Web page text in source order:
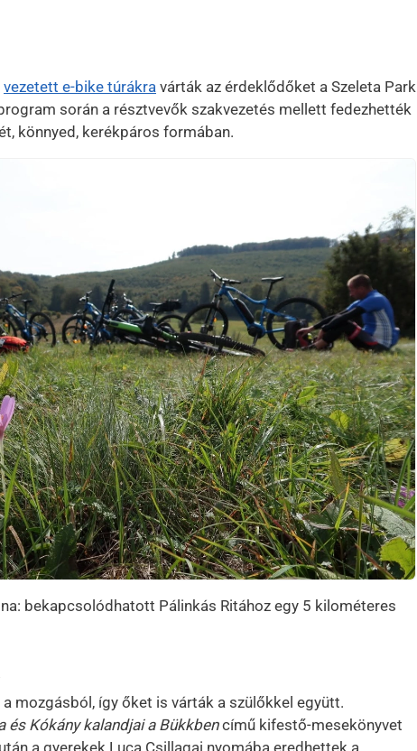
vezetett e-bike túrákra várták az érdeklődőket a Szeleta Park
során a résztvevők szakvezetés mellett fedezhették
könnyed, kerékpáros formában.
bekapcsolódhatott Pálinkás Ritához egy 5 kilométeres
mozgásból, így őket is várták a szülőkkel együtt.
és Kókány kalandjai a Bükkbencímű kifestő-mesekönyvet
a gyerekek Luca Csillagai nyomába eredhettek a